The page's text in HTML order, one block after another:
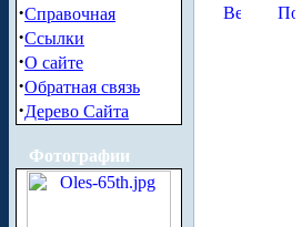
·Справочная
·Ссылки
·О сайте
·Обратная связь
·Дерево Сайта
Фотографии